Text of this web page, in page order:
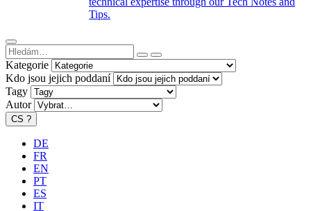
Tips.
Kategorie
Kdo jsou jejich poddaní
Tagy
Autor
CS ?
DE
FR
EN
PT
ES
IT